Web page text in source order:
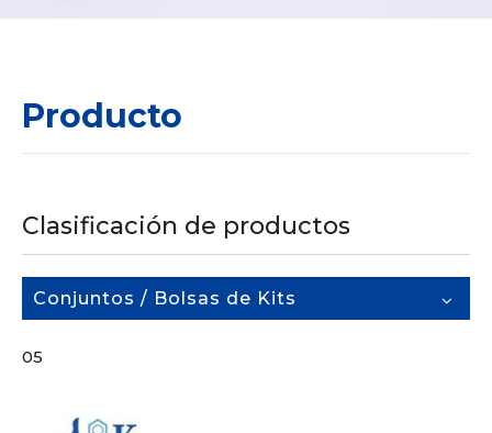
Producto
Clasificación de productos
Conjuntos / Bolsas de Kits
05